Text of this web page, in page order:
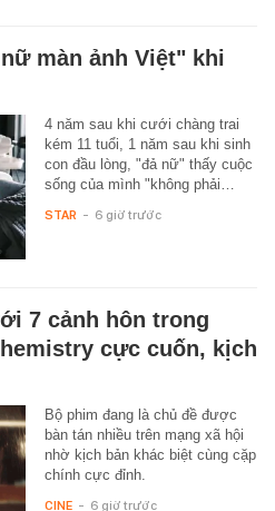
màn ảnh Việt" khi
4 năm sau khi cưới chàng trai
kém 11 tuổi, 1 năm sau khi sinh
con đầu lòng, "đả nữ" thấy cuộc
sống của mình "không phải…
STAR - 6 giờ trước
7 cảnh hôn trong
cực cuốn, kịch
Bộ phim đang là chủ đề được
bàn tán nhiều trên mạng xã hội
nhờ kịch bản khác biệt cùng cặp
chính cực đỉnh.
CINE - 6 giờ trước